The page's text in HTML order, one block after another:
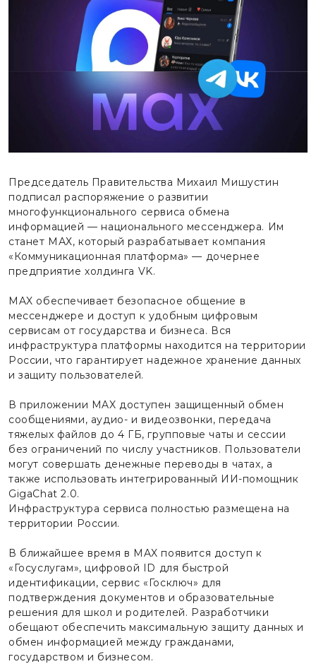
Председатель Правительства Михаил Мишустин
подписал распоряжение о развитии
многофункционального сервиса обмена
информацией — национального мессенджера. Им
станет МАХ, который разрабатывает компания
«Коммуникационная платформа» — дочернее
предприятие холдинга VK.
MAX обеспечивает безопасное общение в
мессенджере и доступ к удобным цифровым
сервисам от государства и бизнеса. Вся
инфраструктура платформы находится на территории
России, что гарантирует надежное хранение данных
и защиту пользователей.
В приложении MAX доступен защищенный обмен
сообщениями, аудио- и видеозвонки, передача
тяжелых файлов до 4 ГБ, групповые чаты и сессии
без ограничений по числу участников. Пользователи
могут совершать денежные переводы в чатах, а
также использовать интегрированный ИИ-помощник
GigaChat 2.0.
Инфраструктура сервиса полностью размещена на
территории России.
В ближайшее время в MAX появится доступ к
«Госуслугам», цифровой ID для быстрой
идентификации, сервис «Госключ» для
подтверждения документов и образовательные
решения для школ и родителей. Разработчики
обещают обеспечить максимальную защиту данных и
обмен информацией между гражданами,
государством и бизнесом.